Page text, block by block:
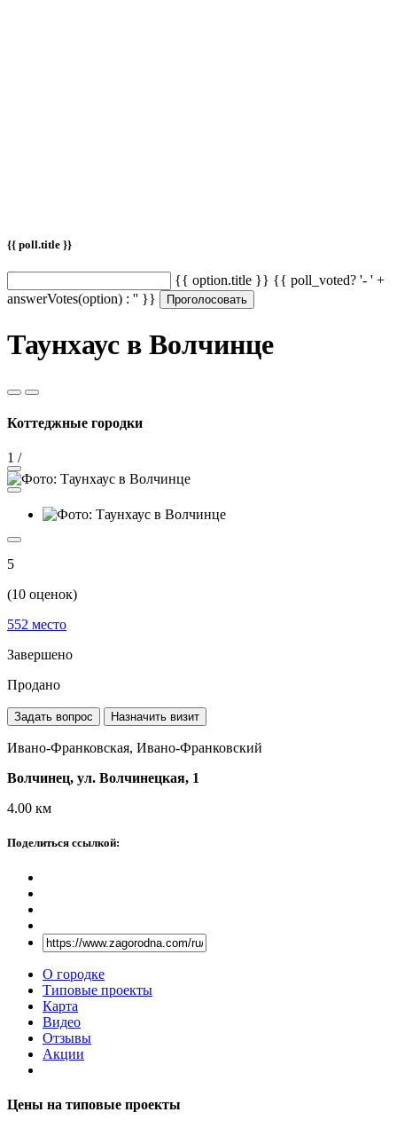
{{ poll.title }}
{{ option.title }} {{ poll_voted? '- ' +
answerVotes(option) : '' }}
Проголосовать
Таунхаус в Волчинце
Коттеджные городки
1 /
5
(10 оценок)
552 место
Завершено
Продано
Задать вопрос Назначить визит
Ивано-Франковская, Ивано-Франковский
Волчинец, ул. Волчинецкая, 1
4.00 км
Поделиться ссылкой:
О городке
Типовые проекты
Карта
Видео
Отзывы
Акции
Цены на типовые проекты